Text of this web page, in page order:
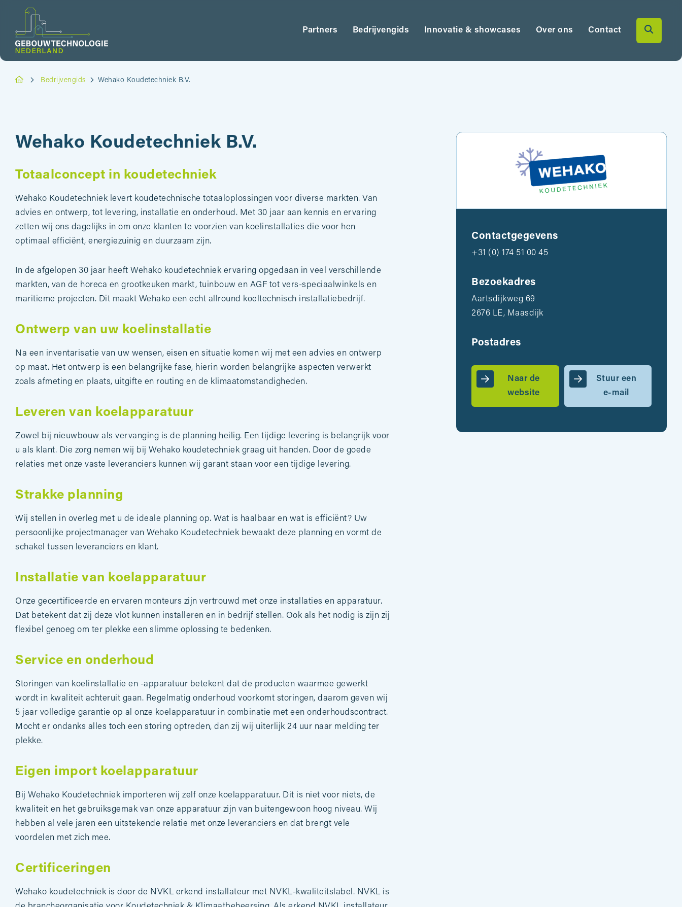
Partners Bedrijvengids Innovatie & showcases Over ons Contact
Bedrijvengids Wehako Koudetechniek B.V.
Wehako Koudetechniek B.V.
Totaalconcept in koudetechniek
Wehako Koudetechniek levert koudetechnische totaaloplossingen voor diverse markten. Van
advies en ontwerp, tot levering, installatie en onderhoud. Met 30 jaar aan kennis en ervaring
zetten wij ons dagelijks in om onze klanten te voorzien van koelinstallaties die voor hen
optimaal efficiënt, energiezuinig en duurzaam zijn.
In de afgelopen 30 jaar heeft Wehako koudetechniek ervaring opgedaan in veel verschillende
markten, van de horeca en grootkeuken markt, tuinbouw en AGF tot vers-speciaalwinkels en
maritieme projecten. Dit maakt Wehako een echt allround koeltechnisch installatiebedrijf.
Ontwerp van uw koelinstallatie
Na een inventarisatie van uw wensen, eisen en situatie komen wij met een advies en ontwerp
op maat. Het ontwerp is een belangrijke fase, hierin worden belangrijke aspecten verwerkt
zoals afmeting en plaats, uitgifte en routing en de klimaatomstandigheden.
Leveren van koelapparatuur
Zowel bij nieuwbouw als vervanging is de planning heilig. Een tijdige levering is belangrijk voor
u als klant. Die zorg nemen wij bij Wehako koudetechniek graag uit handen. Door de goede
relaties met onze vaste leveranciers kunnen wij garant staan voor een tijdige levering.
Strakke planning
Wij stellen in overleg met u de ideale planning op. Wat is haalbaar en wat is efficiënt? Uw
persoonlijke projectmanager van Wehako Koudetechniek bewaakt deze planning en vormt de
schakel tussen leveranciers en klant.
Installatie van koelapparatuur
Onze gecertificeerde en ervaren monteurs zijn vertrouwd met onze installaties en apparatuur.
Dat betekent dat zij deze vlot kunnen installeren en in bedrijf stellen. Ook als het nodig is zijn zij
flexibel genoeg om ter plekke een slimme oplossing te bedenken.
Service en onderhoud
Storingen van koelinstallatie en -apparatuur betekent dat de producten waarmee gewerkt
wordt in kwaliteit achteruit gaan. Regelmatig onderhoud voorkomt storingen, daarom geven wij
5 jaar volledige garantie op al onze koelapparatuur in combinatie met een onderhoudscontract.
Mocht er ondanks alles toch een storing optreden, dan zij wij uiterlijk 24 uur naar melding ter
plekke.
Eigen import koelapparatuur
Bij Wehako Koudetechniek importeren wij zelf onze koelapparatuur. Dit is niet voor niets, de
kwaliteit en het gebruiksgemak van onze apparatuur zijn van buitengewoon hoog niveau. Wij
hebben al vele jaren een uitstekende relatie met onze leveranciers en dat brengt vele
voordelen met zich mee.
Certificeringen
Wehako koudetechniek is door de NVKL erkend installateur met NVKL-kwaliteitslabel. NVKL is
Contactgegevens
+31 (0) 174 51 00 45
Bezoekadres
Aartsdijkweg 69
2676 LE, Maasdijk
Postadres
Naar de
website
Stuur een
e-mail